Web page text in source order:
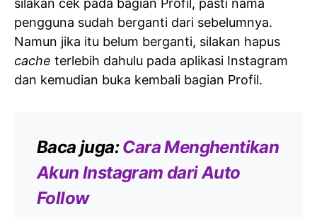
silakan cek pada bagian Profil, pasti nama
pengguna sudah berganti dari sebelumnya.
Namun jika itu belum berganti, silakan hapus
cache terlebih dahulu pada aplikasi Instagram
dan kemudian buka kembali bagian Profil.
Baca juga:Cara Menghentikan
Akun Instagram dari Auto
Follow